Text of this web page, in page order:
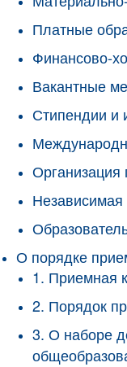
Платные
Финансово-
Вакантные
Стипендии и
Организация
Независимая
О порядке
1. Приемная
2. Порядок
3. О наборе